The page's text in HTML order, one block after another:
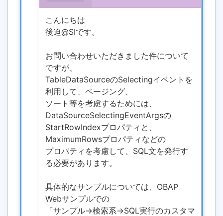
こんにちは
後迫@SIです。
お問い合わせいただきました件について
ですが、
TableDataSourceのSelectingイベントを
利用して、ページング、
ソート等を考慮するためには、
DataSourceSelectingEventArgsの
StartRowIndexプロパティと、
MaximumRowsプロパティなどの
プロパティを考慮して、SQL文を発行す
る必要があります。
具体的なサンプルについては、OBAP
Webサンプルでの
「サンプル->検索系->SQL実行のカスタマ